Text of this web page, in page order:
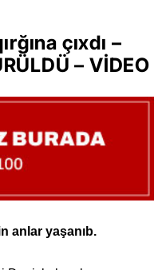
çıxdı –
– VİDEO
anlar yaşanıb.